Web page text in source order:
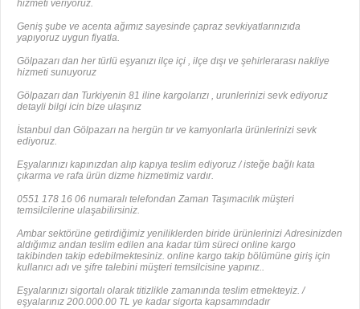
hizmeti veriyoruz.
Geniş şube ve acenta ağımız sayesinde çapraz sevkiyatlarınızıda
yapıyoruz uygun fiyatla.
Gölpazarı dan her türlü eşyanızı ilçe içi , ilçe dışı ve şehirlerarası nakliye
hizmeti sunuyoruz
Gölpazarı dan Turkiyenin 81 iline kargolarızı , urunlerinizi sevk ediyoruz
detayli bilgi icin bize ulaşınız
İstanbul dan Gölpazarı na hergün tır ve kamyonlarla ürünlerinizi sevk
ediyoruz.
Eşyalarınızı kapınızdan alıp kapıya teslim ediyoruz / isteğe bağlı kata
çıkarma ve rafa ürün dizme hizmetimiz vardır.
0551 178 16 06 numaralı telefondan Zaman Taşımacılık müşteri
temsilcilerine ulaşabilirsiniz.
Ambar sektörüne getirdiğimiz yeniliklerden biride ürünlerinizi Adresinizden
aldığımız andan teslim edilen ana kadar tüm süreci online kargo
takibinden takip edebilmektesiniz. online kargo takip bölümüne giriş için
kullanıcı adı ve şifre talebini müşteri temsilcisine yapınız..
Eşyalarınızı sigortalı olarak titizlikle zamanında teslim etmekteyiz. /
eşyalarınız 200.000.00 TL ye kadar sigorta kapsamındadır